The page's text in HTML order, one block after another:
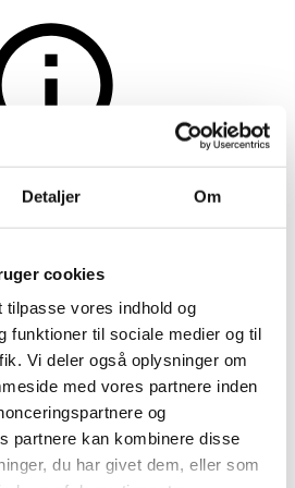
Detaljer Om
cookies
vores indhold og
funktioner til sociale medier og til
Vi deler også oplysninger om
med vores partnere inden
og
partnere kan kombinere disse
du har givet dem, eller som
er afsluttet
Paul El-guitar
Casket (2)
VARENUMMER
6550588